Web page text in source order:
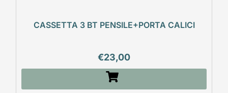
CASSETTA 3 BT PENSILE+PORTA CALICI
€23,00